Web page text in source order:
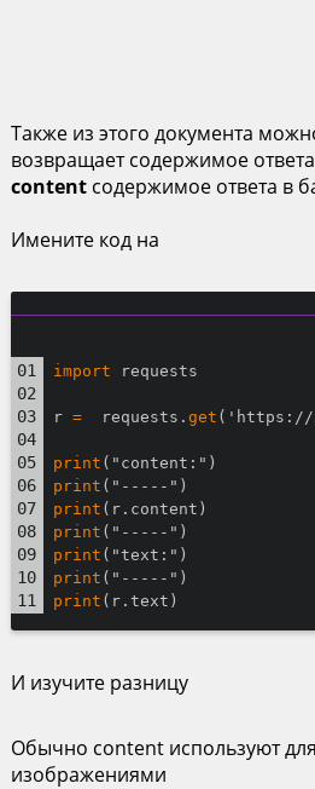
Также из этого документа
возвращает содержимое
contentсодержимое ответа в
Имените код на
import requests
r =
  requests.
get ('https://
print ("content:")
print ("-----")
print (r.content)
print ("-----")
print ("text:")
print ("-----")
print (r.text)
И изучите разницу
Обычно content используют
изображениями